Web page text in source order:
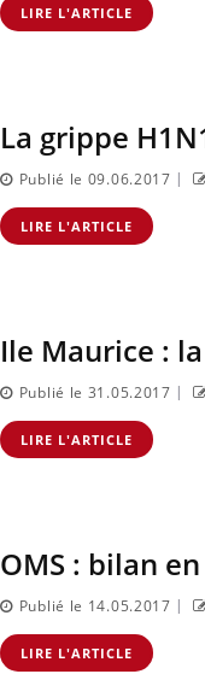
LIRE L'ARTICLE
La grippe
Publié le 09.06.2017 |
LIRE L'ARTICLE
Ile Maurice :
Publié le 31.05.2017 |
LIRE L'ARTICLE
OMS : bilan
Publié le 14.05.2017 |
LIRE L'ARTICLE